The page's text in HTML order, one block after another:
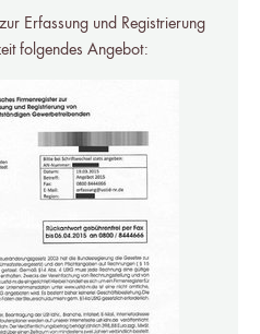
Erfassung und Registrierung
folgendes Angebot: